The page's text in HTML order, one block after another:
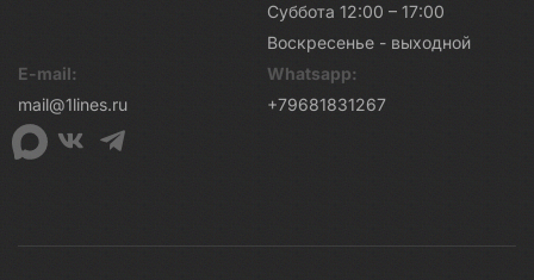
Суббота 12:00 – 17:00
Воскресенье - выходной
E-mail:
mail@1lines.ru
Whatsapp:
+79681831267